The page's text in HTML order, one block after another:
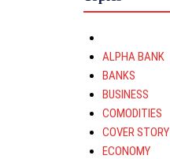
ALPHA BANK
BANKS
BUSINESS
COMODITIES
COVER STORY
ECONOMY